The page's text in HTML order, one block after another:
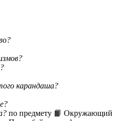
карандаша?
по предмету 📙 Окружающий